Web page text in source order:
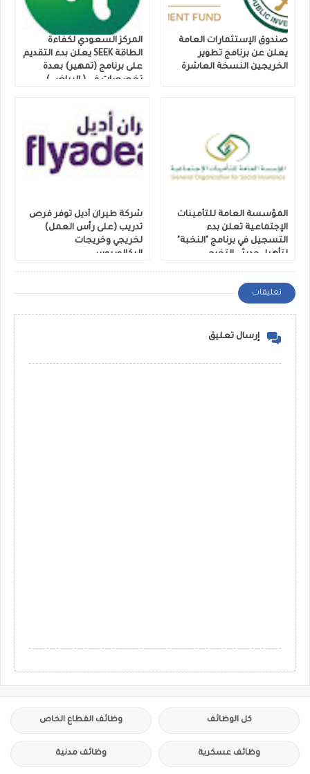
صندوق الإستثمارات العامة
يعلن عن برنامج تطوير
الخريجين النسخة العاشرة
المركز السعودي لكفاءة
الطاقة SEEK يعلن بدء التقديم
على برنامج (تمهير) بعدة
تخصصات في ( الرياض )
المؤسسة العامة للتأمينات
الإجتماعية تعلن بدء
التسجيل في برنامج "النخبة"
لتأهيل حديثي التخرج
شركة طيران أديل توفر فرص
تدريب (على رأس العمل)
لخريجي وخريجات
البكالوريوس
تعليقات
إرسال تعليق
كل الوظائف وظائف القطاع الخاص
وظائف عسكرية وظائف مدنية